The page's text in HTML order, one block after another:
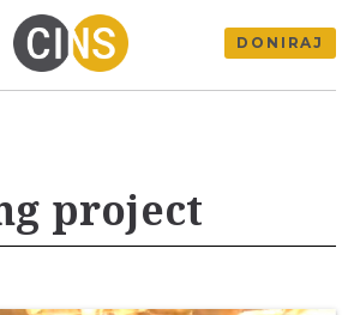
DONIRAJ
project